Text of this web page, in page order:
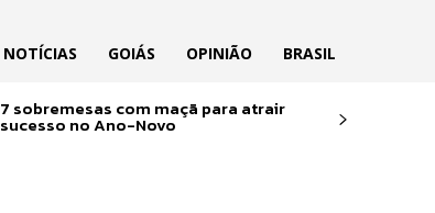
NOTÍCIAS GOIÁS OPINIÃO BRASIL
7 sobremesas com maçã para atrair
sucesso no Ano-Novo